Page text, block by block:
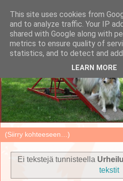
Ei tekstejä tunnisteella
tekstit
This site uses cookies from
and to analyze traffic. Your IP
shared with Google along with
metrics to ensure quality of
statistics, and to detect and
LEARN MORE